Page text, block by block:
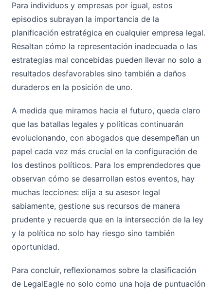
Para individuos y empresas por igual, estos
episodios subrayan la importancia de la
planificación estratégica en cualquier empresa legal.
Resaltan cómo la representación inadecuada o las
estrategias mal concebidas pueden llevar no solo a
resultados desfavorables sino también a daños
duraderos en la posición de uno.
A medida que miramos hacia el futuro, queda claro
que las batallas legales y políticas continuarán
evolucionando, con abogados que desempeñan un
papel cada vez más crucial en la configuración de
los destinos políticos. Para los emprendedores que
observan cómo se desarrollan estos eventos, hay
muchas lecciones: elija a su asesor legal
sabiamente, gestione sus recursos de manera
prudente y recuerde que en la intersección de la ley
y la política no solo hay riesgo sino también
oportunidad.
Para concluir, reflexionamos sobre la clasificación
de LegalEagle no solo como una hoja de puntuación